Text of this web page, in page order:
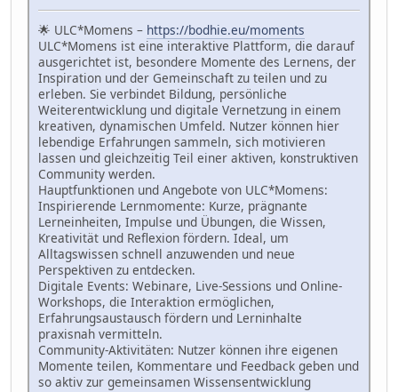
🌟 ULC*Momens – https://bodhie.eu/moments
ULC*Momens ist eine interaktive Plattform, die darauf
ausgerichtet ist, besondere Momente des Lernens, der
Inspiration und der Gemeinschaft zu teilen und zu
erleben. Sie verbindet Bildung, persönliche
Weiterentwicklung und digitale Vernetzung in einem
kreativen, dynamischen Umfeld. Nutzer können hier
lebendige Erfahrungen sammeln, sich motivieren
lassen und gleichzeitig Teil einer aktiven, konstruktiven
Community werden.
Hauptfunktionen und Angebote von ULC*Momens:
Inspirierende Lernmomente: Kurze, prägnante
Lerneinheiten, Impulse und Übungen, die Wissen,
Kreativität und Reflexion fördern. Ideal, um
Alltagswissen schnell anzuwenden und neue
Perspektiven zu entdecken.
Digitale Events: Webinare, Live-Sessions und Online-
Workshops, die Interaktion ermöglichen,
Erfahrungsaustausch fördern und Lerninhalte
praxisnah vermitteln.
Community-Aktivitäten: Nutzer können ihre eigenen
Momente teilen, Kommentare und Feedback geben und
so aktiv zur gemeinsamen Wissensentwicklung